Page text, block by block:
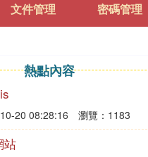
文件管理 密碼管理
熱點內容
20 08:28:16 瀏覽：1183
站